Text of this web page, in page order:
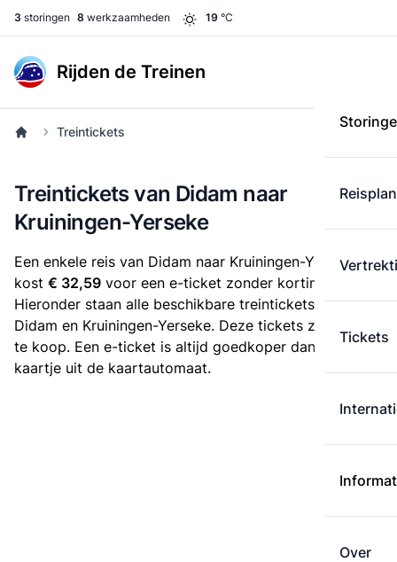
3 storingen 8 werkzaamheden 19 °C
Rijden de Treinen
Tickets
Over
Treintickets
Treintickets van Didam naar
Kruiningen-Yerseke
Een enkele reis van Didam naar Kruiningen-Yerseke
kost € 32,59 voor een e-ticket zonder korting.
Hieronder staan alle beschikbare treintickets tussen
Didam en Kruiningen-Yerseke. Deze tickets zijn online
te koop. Een e-ticket is altijd goedkoper dan een
kaartje uit de kaartautomaat.